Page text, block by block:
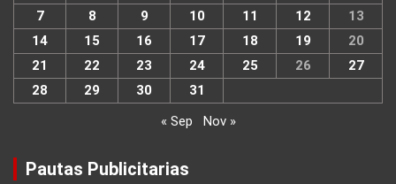
7
8 9 10 11 12
13
14
15 16 17 18 19
20
21
22 23 24 25 26
27
28
29 30
31
« Sep
Nov »
Pautas Publicitarias